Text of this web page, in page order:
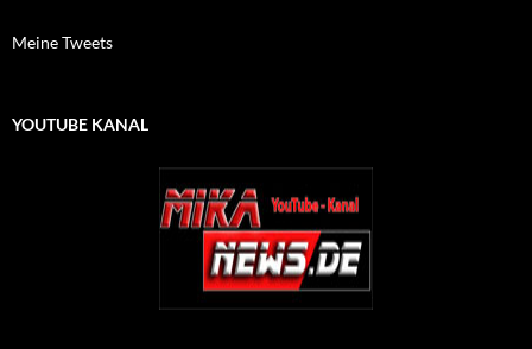
Meine Tweets
YOUTUBE KANAL